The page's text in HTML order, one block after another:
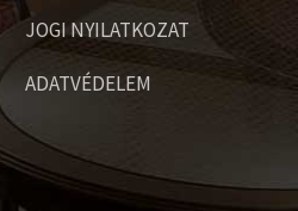
JOGI NYILATKOZAT
ADATVÉDELEM